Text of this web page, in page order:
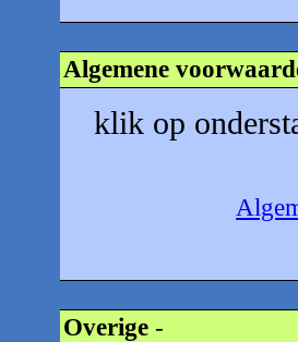
Algemene
klik op
Overige -